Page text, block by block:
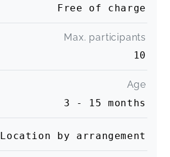
Free of charge
Max. participants
10
Age
3 - 15 months
Location by arrangement